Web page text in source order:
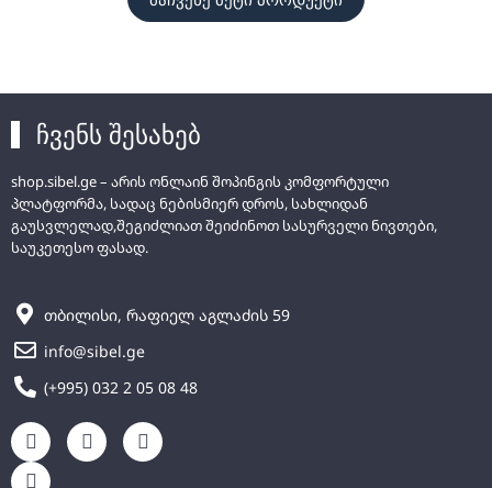
ჩვენს შესახებ
shop.sibel.ge – არის ონლაინ შოპინგის კომფორტული
პლატფორმა, სადაც ნებისმიერ დროს, სახლიდან
გაუსვლელად,შეგიძლიათ შეიძინოთ სასურველი ნივთები,
საუკეთესო ფასად.
თბილისი, რაფიელ აგლაძის 59
info@sibel.ge
(+995) 032 2 05 08 48